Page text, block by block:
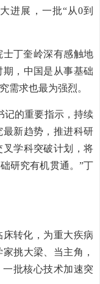
进展，一批“从0到
士丁奎岭深有感触地
，中国是从事基础
需求也最为强烈。
记的重要指示，持续
新趋势，推进科研
学科突破计划，将
研究有机贯通。”丁
转化，为重大疾病
挑大梁、当主角，
批核心技术加速突